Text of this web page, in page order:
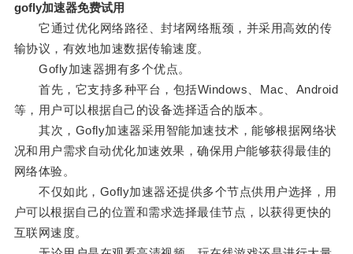
gofly加速器免费试用
它通过优化网络路径、封堵网络瓶颈，并采用高效的传
输协议，有效地加速数据传输速度。
Gofly加速器拥有多个优点。
首先，它支持多种平台，包括Windows、Mac、Android
等，用户可以根据自己的设备选择适合的版本。
其次，Gofly加速器采用智能加速技术，能够根据网络状
况和用户需求自动优化加速效果，确保用户能够获得最佳的
网络体验。
不仅如此，Gofly加速器还提供多个节点供用户选择，用
户可以根据自己的位置和需求选择最佳节点，以获得更快的
互联网速度。